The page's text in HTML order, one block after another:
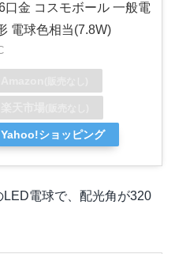
口金 コスモボール 一般電
電球色相当(7.8W)
Yahoo!ショッピング
電球で、配光角が320